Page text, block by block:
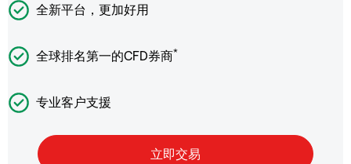
全新平台，更加好用
全球排名第一的CFD券商*
专业客户支援